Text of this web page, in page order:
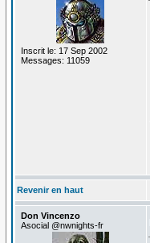
Inscrit le: 17 Sep 2002
Messages: 11059
Revenir en haut
Don Vincenzo
Asocial @nwnights-fr